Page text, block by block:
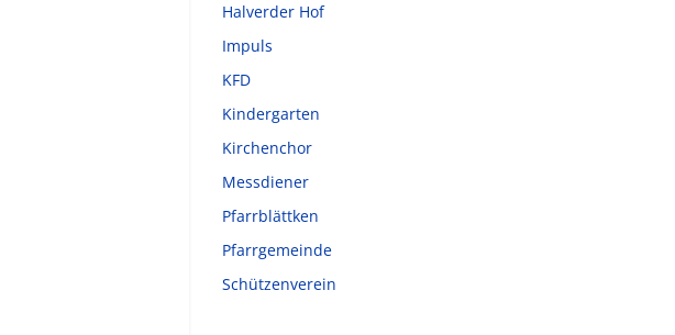
Halverder Hof
Impuls
KFD
Kindergarten
Kirchenchor
Messdiener
Pfarrblättken
Pfarrgemeinde
Schützenverein